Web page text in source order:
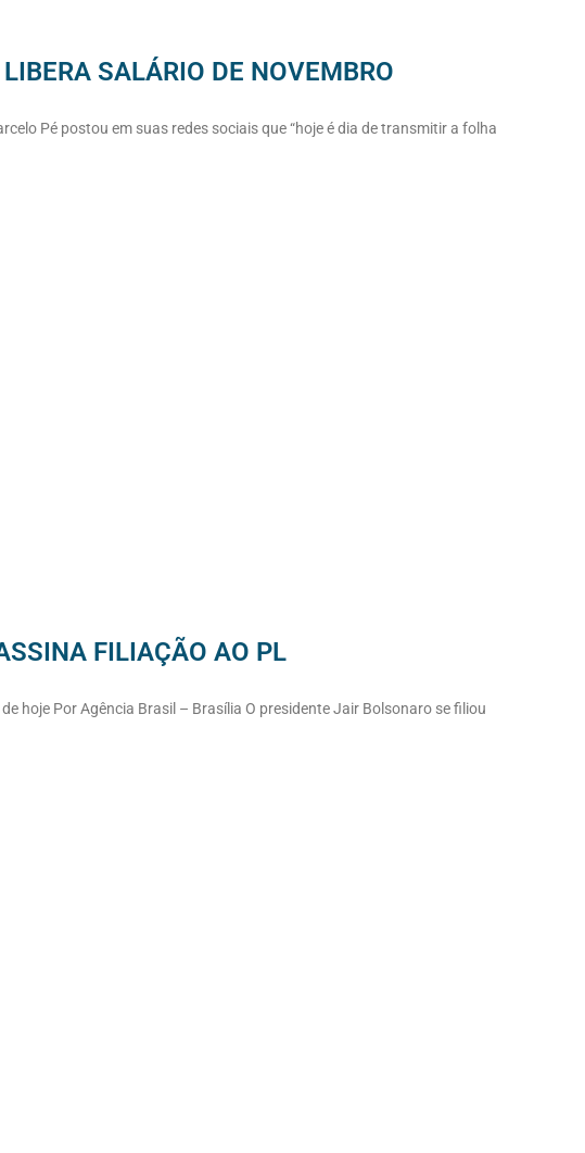
SALÁRIO DE NOVEMBRO
Pé postou em suas redes sociais que “hoje é dia de transmitir a folha
FILIAÇÃO AO PL
hoje Por Agência Brasil – Brasília O presidente Jair Bolsonaro se filiou